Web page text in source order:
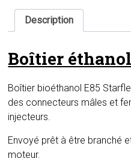
adaptés
pour
vos
Description
Boîtier
Boîtier bioéthanol E85
des connecteurs mâles et
injecteurs.
Envoyé prêt à être branché
moteur.